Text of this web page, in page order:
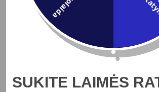
Į KREPŠELĮ
Pakabinamas šviestuvas FERRAL,
400.10€
SUKITE LAIMĖS